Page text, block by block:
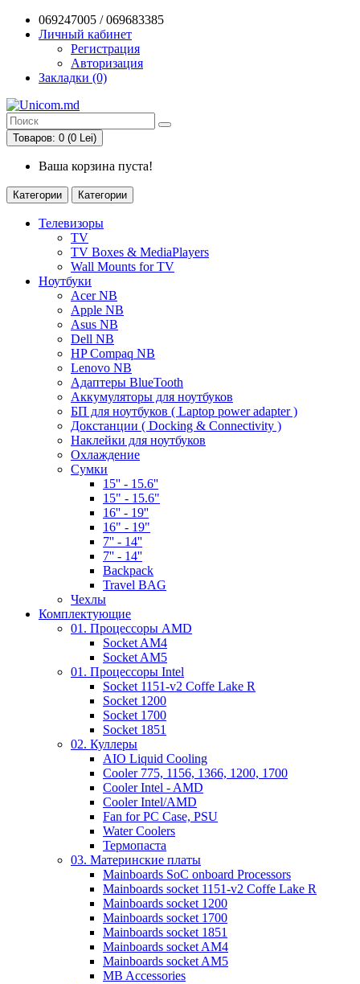
069247005 / 069683385
Личный кабинет
Регистрация
Авторизация
Закладки (0)
Товаров: 0 (0 Lei)
Ваша корзина пуста!
Категории Категории
Телевизоры
TV
TV Boxes & MediaPlayers
Wall Mounts for TV
Ноутбуки
Acer NB
Apple NB
Asus NB
Dell NB
HP Compaq NB
Lenovo NB
Адаптеры BlueTooth
Аккумуляторы для ноутбуков
БП для ноутбуков ( Laptop power adapter )
Докстанции ( Docking & Connectivity )
Наклейки для ноутбуков
Охлаждение
Сумки
15'' - 15.6''
15" - 15.6"
16'' - 19''
16" - 19"
7'' - 14''
7'' - 14''
Backpack
Travel BAG
Чехлы
Комплектующие
01. Процессоры AMD
Socket AM4
Socket AM5
01. Процессоры Intel
Socket 1151-v2 Coffe Lake R
Socket 1200
Socket 1700
Socket 1851
02. Куллеры
AIO Liquid Cooling
Cooler 775, 1156, 1366, 1200, 1700
Cooler Intel - AMD
Cooler Intel/AMD
Fan for PC Case, PSU
Water Coolers
Термопаста
03. Материнские платы
Mainboards SoC onboard Processors
Mainboards socket 1151-v2 Coffe Lake R
Mainboards socket 1200
Mainboards socket 1700
Mainboards socket 1851
Mainboards socket AM4
Mainboards socket AM5
MB Accessories